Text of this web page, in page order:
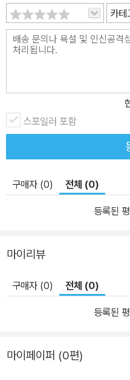
카테
스포일러 포함
구매자 (0) 전체 (0)
등록된
마이리뷰
구매자 (0) 전체 (0)
등록된
마이페이퍼 (0편)